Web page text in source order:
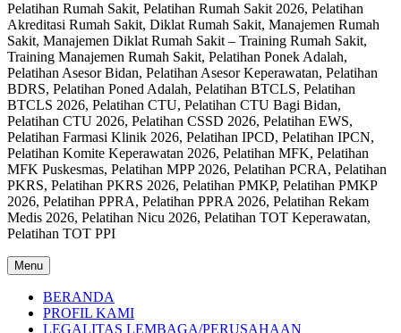
Pelatihan Rumah Sakit, Pelatihan Rumah Sakit 2026, Pelatihan
Akreditasi Rumah Sakit, Diklat Rumah Sakit, Manajemen Rumah
Sakit, Manajemen Diklat Rumah Sakit – Training Rumah Sakit,
Training Manajemen Rumah Sakit, Pelatihan Ponek Adalah,
Pelatihan Asesor Bidan, Pelatihan Asesor Keperawatan, Pelatihan
BDRS, Pelatihan Poned Adalah, Pelatihan BTCLS, Pelatihan
BTCLS 2026, Pelatihan CTU, Pelatihan CTU Bagi Bidan,
Pelatihan CTU 2026, Pelatihan CSSD 2026, Pelatihan EWS,
Pelatihan Farmasi Klinik 2026, Pelatihan IPCD, Pelatihan IPCN,
Pelatihan Komite Keperawatan 2026, Pelatihan MFK, Pelatihan
MFK Puskesmas, Pelatihan MPP 2026, Pelatihan PCRA, Pelatihan
PKRS, Pelatihan PKRS 2026, Pelatihan PMKP, Pelatihan PMKP
2026, Pelatihan PPRA, Pelatihan PPRA 2026, Pelatihan Rekam
Medis 2026, Pelatihan Nicu 2026, Pelatihan TOT Keperawatan,
Pelatihan TOT PPI
Menu
BERANDA
PROFIL KAMI
LEGALITAS LEMBAGA/PERUSAHAAN